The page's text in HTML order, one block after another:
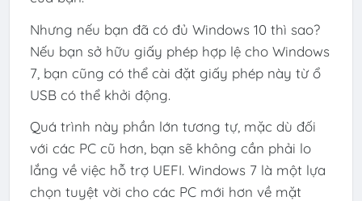
Nhưng nếu bạn đã có đủ Windows 10 thì sao?
Nếu bạn sở hữu giấy phép hợp lệ cho Windows
7, bạn cũng có thể cài đặt giấy phép này từ ổ
USB có thể khởi động.
Quá trình này phần lớn tương tự, mặc dù đối
với các PC cũ hơn, bạn sẽ không cần phải lo
lắng về việc hỗ trợ UEFI. Windows 7 là một lựa
chọn tuyệt vời cho các PC mới hơn về mặt